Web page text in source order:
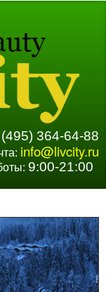
364-64-88
info@livcity.ru
9:00-21:00